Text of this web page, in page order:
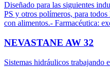
Diseñado para las siguientes
PS y otros polímeros, para
con alimentos.- Farmacéutica:
NEVASTANE AW 32
Sistemas hidráulicos trabajando